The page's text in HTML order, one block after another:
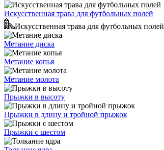
Искусственная трава для футбольных полей
Искусственная трава для футбольных полей
Метание диска
Метание копья
Метание молота
Прыжки в высоту
Прыжки в длину и тройной прыжок
Прыжки с шестом